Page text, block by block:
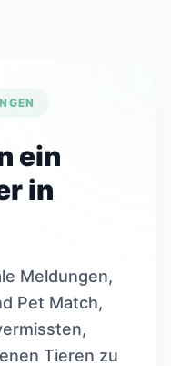
ein
in
Meldungen,
Pet Match,
Tieren zu